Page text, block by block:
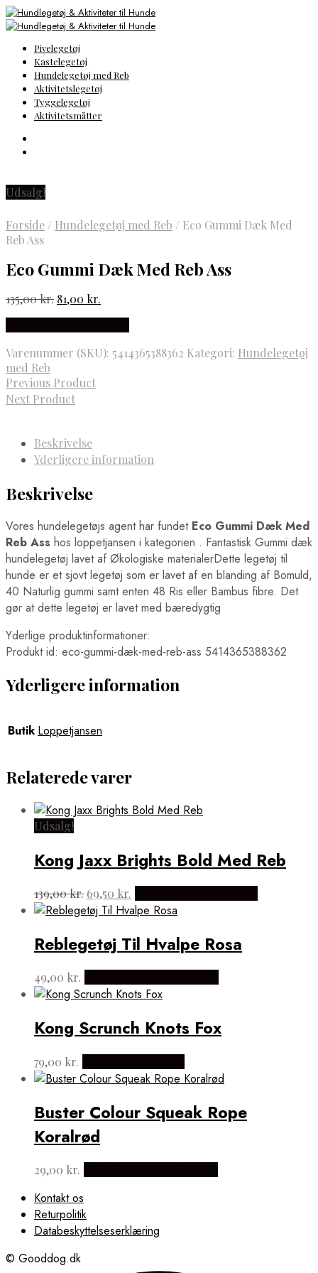
Pivelegetøj
Kastelegetøj
Hundelegetøj med Reb
Aktivitetslegetøj
Tyggelegetøj
Aktivitetsmåtter
Udsalg!
Forside / Hundelegetøj med Reb / Eco Gummi Dæk Med
Reb Ass
Eco Gummi Dæk Med Reb Ass
135,00kr. Den
135,00 kr..
81,00 kr.
81,00 kr..
Varenummer (SKU): 5414365388362 Kategori: Hundelegetøj
med Reb
Previous Product
Next Product
Beskrivelse
Yderligere information
Beskrivelse
Vores hundelegetøjs agent har fundet Eco Gummi Dæk Med
Reb Ass hos loppetjansen i kategorien . Fantastisk Gummi dæk
hundelegetøj lavet af Økologiske materialerDette legetøj til
hunde er et sjovt legetøj som er lavet af en blanding af Bomuld,
40 Naturlig gummi samt enten 48 Ris eller Bambus fibre. Det
gør at dette legetøj er lavet med bæredygtig
Yderlige produktinformationer:
Produkt id: eco-gummi-dæk-med-reb-ass 5414365388362
Yderligere information
Butik Loppetjansen
Relaterede varer
Udsalg!
Kong Jaxx Brights Bold Med Reb
139,00kr. Den
oprindelige
pris
var:
139,00 kr..
69,50 kr.
aktuelle
pris
er:
69,50 kr..
Reblegetøj Til Hvalpe Rosa
49,00 kr.
Kong Scrunch Knots Fox
79,00 kr.
Buster Colour Squeak Rope
Koralrød
29,00 kr.
Kontakt os
Returpolitik
Databeskyttelseserklæring
© Gooddog.dk